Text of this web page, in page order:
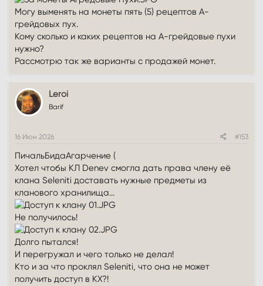
Могу выменять на монеты пять (5) рецептов А-
грейдовых пух.
Кому сколько и каких рецептов на А-грейдовые пухи
нужно?
Рассмотрю так же варианты с продажей монет.
Leroi
Barif
16 Июн 2026 #153
ПичальБидаАгарчение (
Хотел чтобы КЛ Denev смогла дать права члену её
клана Seleniti доставать нужные предметы из
кланового хранилища...
Не получилось!
Долго пытался!
И перегружал и чего только не делал!
Кто и за что проклял Seleniti, что она не может
получить доступ в КХ?!